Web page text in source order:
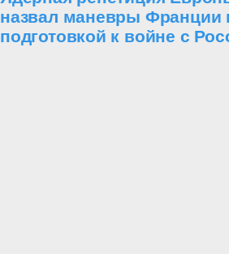
назвал маневры Франции
подготовкой к войне с